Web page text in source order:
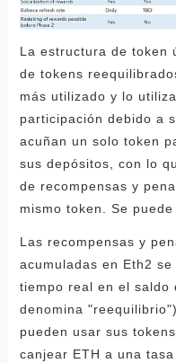
La estructura de token
de tokens
más utilizado y lo
participación debido a
acuñan un solo token
sus depósitos, con lo
de recompensas y
mismo token. Se
Las recompensas y
acumuladas en Eth2
tiempo real en el saldo
denomina
pueden usar sus
canjear ETH a una tasa